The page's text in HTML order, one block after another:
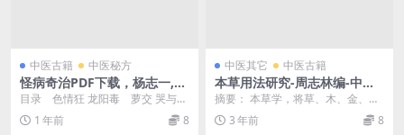
中医古籍 中医秘方
怪病奇治PDF下载，杨志一,朱
振声编辑
目录 色情狂 龙阳毒 萝交 哭与笑
阴挺 夜行症 砂淋 ...
1 年前 8
中医其它 中医古籍
本草用法研究-周志林编-中华
书局-民国三十七年[1948]
摘要： 本草学，将草、木、金、
石、水、土、鸟、兽、虫、鱼中的
入药部分，依效用分成...
3 年前 8